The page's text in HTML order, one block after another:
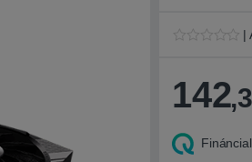
o
r
o
5
|
142